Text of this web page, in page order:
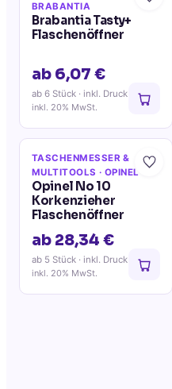
BRABANTIA
Brabantia Tasty+
Flaschenöffner
ab 6,07 €
ab 6 Stück · inkl. Druck
inkl. 20% MwSt.
TASCHENMESSER &
MULTITOOLS · OPINEL
Opinel No 10
Korkenzieher
Flaschenöffner
ab 28,34 €
ab 5 Stück · inkl. Druck
inkl. 20% MwSt.